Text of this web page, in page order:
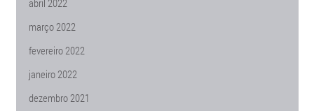
abril 2022
março 2022
fevereiro 2022
janeiro 2022
dezembro 2021